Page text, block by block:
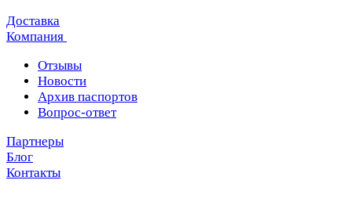
Доставка
Компания
Отзывы
Новости
Архив паспортов
Вопрос-ответ
Партнеры
Блог
Контакты